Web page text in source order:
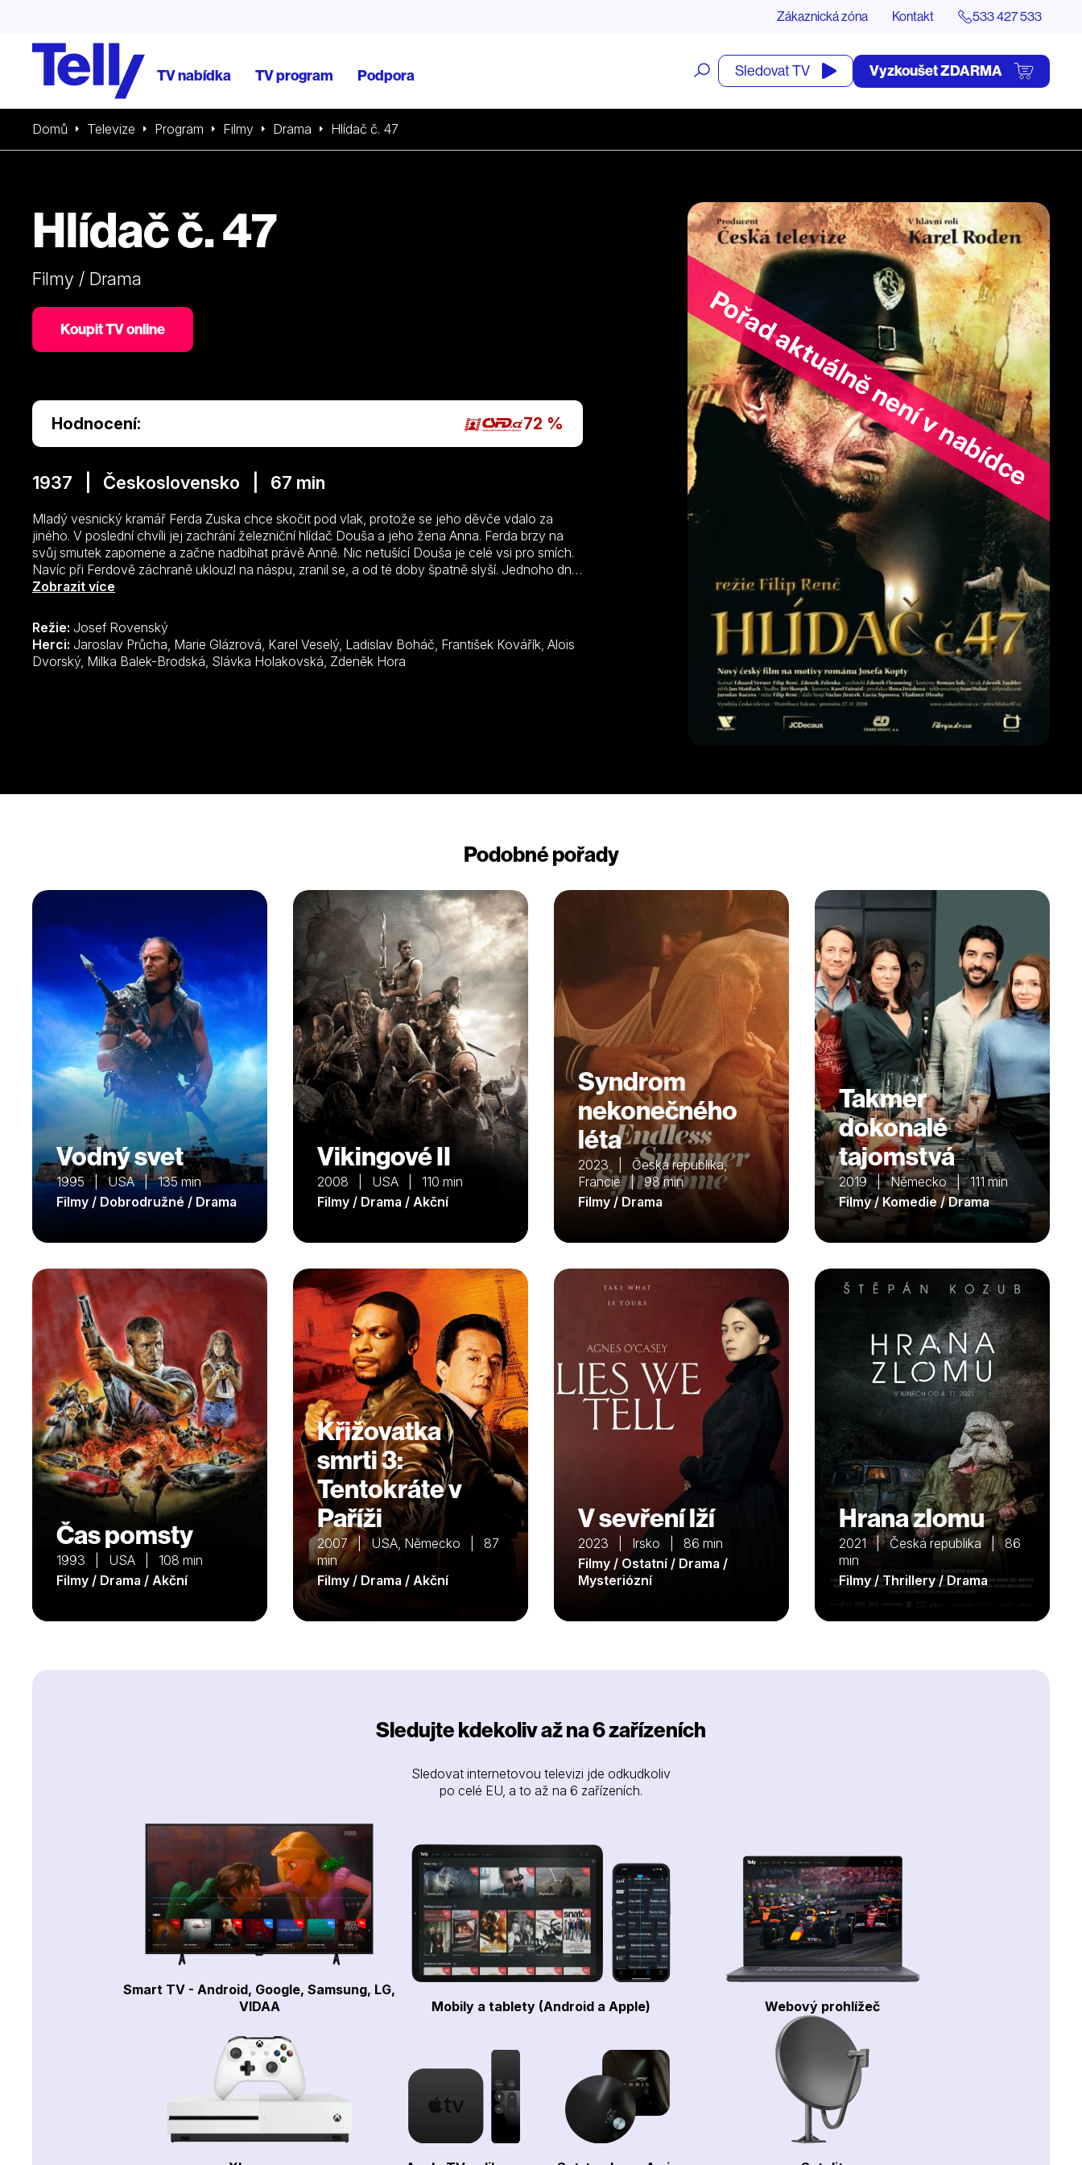
Zákaznická zóna Kontakt 533 427 533
TV nabídka TV program Podpora
Otevřít
vyhledávání
Sledovat TV Vyzkoušet ZDARMA
Domů Televize Program Filmy Drama Hlídač č. 47
Pořad aktuálně není v nabídce
Hlídač č. 47
Filmy / Drama
Koupit TV online
Hodnocení: 72 %
1937 | Československo | 67 min
Mladý vesnický kramář Ferda Zuska chce skočit pod vlak, protože se jeho děvče vdalo za
jiného. V poslední chvíli jej zachrání železniční hlídač Douša a jeho žena Anna. Ferda brzy na
svůj smutek zapomene a začne nadbíhat právě Anně. Nic netušící Douša je celé vsi pro smích.
Navíc při Ferdově záchraně uklouzl na náspu, zranil se, a od té doby špatně slyší. Jednoho dne
dokonce s hrůzou zjistí, že ohluchl docela a že musí tedy opustit své místo. Po nějakém čase
myslí. Ferda na Annu naléhá, aby s ním utekla, a chce Doušu zabít. Zlomená žena se v noci
svěří muži, netušíc, že ji slyší. Douša ji vykáže z domu, ale volání dítěte jeho rozhodnutí zvrátí..
Zobrazit více
Režie: Josef Rovenský
Herci:
Dvorský, Milka Balek-Brodská, Slávka Holakovská, Zdeněk Hora
Podobné pořady
Vodný svet
1995 | USA | 135 min
Filmy / Dobrodružné / Drama
Vikingové II
2008 | USA | 110 min
Filmy / Drama / Akční
Syndrom
nekonečného
léta
2023 | Česká republika,
Francie | 98 min
Filmy / Drama
Takmer
dokonalé
tajomstvá
2019 | Německo | 111 min
Filmy / Komedie / Drama
Čas pomsty
1993 | USA | 108 min
Filmy / Drama / Akční
Křižovatka
smrti 3:
Tentokráte v
Paříži
2007 | USA, Německo | 87
min
Filmy / Drama / Akční
V sevření lží
2023 | Irsko | 86 min
Filmy / Ostatní / Drama /
Mysteriózní
Hrana zlomu
2021 | Česká republika | 86
min
Filmy / Thrillery / Drama
Sledujte kdekoliv až na 6 zařízeních
Sledovat internetovou televizi jde odkudkoliv
po celé EU, a to až na 6 zařízeních.
Smart TV - Android, Google, Samsung, LG,
VIDAA
Mobily a tablety (Android a Apple) Webový prohlížeč